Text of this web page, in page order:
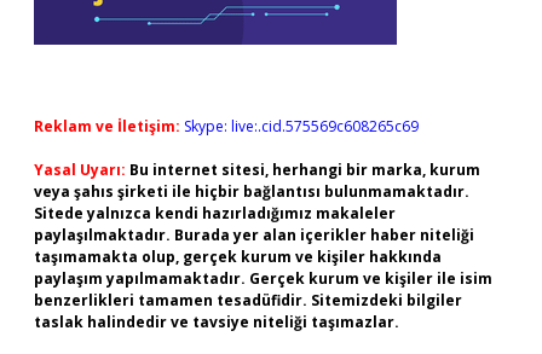
Reklam ve İletişim: Skype: live:.cid.575569c608265c69
Yasal Uyarı: Bu internet sitesi, herhangi bir marka, kurum
veya şahıs şirketi ile hiçbir bağlantısı bulunmamaktadır.
Sitede yalnızca kendi hazırladığımız makaleler
paylaşılmaktadır. Burada yer alan içerikler haber niteliği
taşımamakta olup, gerçek kurum ve kişiler hakkında
paylaşım yapılmamaktadır. Gerçek kurum ve kişiler ile isim
benzerlikleri tamamen tesadüfidir. Sitemizdeki bilgiler
taslak halindedir ve tavsiye niteliği taşımazlar.